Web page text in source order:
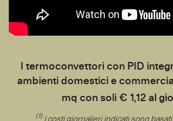
I termoconvettori con PID
ambienti domestici e
mq con soli € 1,12 al
(1)